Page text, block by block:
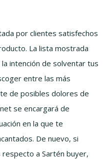
por clientes satisfechos
La lista mostrada
intención de solventar tus
entre las más
de posibles dolores de
se encargará de
en la que te
De nuevo, si
a Sartén buyer,